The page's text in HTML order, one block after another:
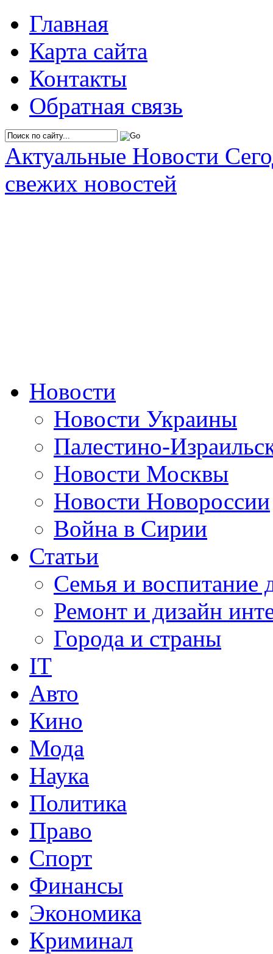
Главная
Карта сайта
Контакты
Обратная связь
Актуальные Новости
свежих новостей
Новости
Новости Украины
Палестино-
Новости Москвы
Новости Новороссии
Война в Сирии
Статьи
Семья и воспитание
Ремонт и дизайн
Города и страны
IT
Авто
Кино
Мода
Наука
Политика
Право
Спорт
Финансы
Экономика
Криминал